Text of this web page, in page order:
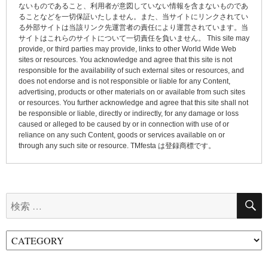
ないものであること、利用者が意図していない情報を含まないものであ
ることなどを一切保証いたしません。また、当サイトにリンクされてい
る外部サイトは当該リンク先運営者の責任により運営されています。当
サイトはこれらのサイトについて一切責任を負いません。 This site may
provide, or third parties may provide, links to other World Wide Web
sites or resources. You acknowledge and agree that this site is not
responsible for the availability of such external sites or resources, and
does not endorse and is not responsible or liable for any Content,
advertising, products or other materials on or available from such sites
or resources. You further acknowledge and agree that this site shall not
be responsible or liable, directly or indirectly, for any damage or loss
caused or alleged to be caused by or in connection with use of or
reliance on any such Content, goods or services available on or
through any such site or resource. TMfesta は登録商標です。
索: